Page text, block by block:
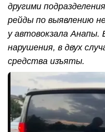
другими
рейды по выявлению
у автовокзала Анапы.
нарушения, в двух
средства изъяты.